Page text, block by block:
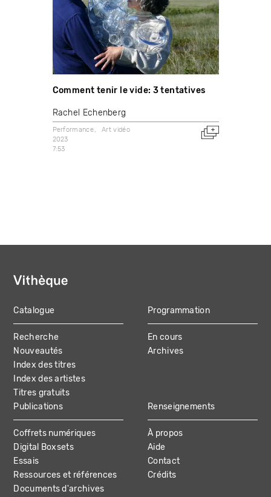
Comment tenir le vide: 3 tentatives
Rachel Echenberg
Performance
Art vidéo
2023
7:53
MAIN
NAVIGATION
Catalogue
Recherche
Nouveautés
Index des titres
Index des artistes
Titres gratuits
Programmation
En cours
Archives
Publications
Coffrets numériques
Digital Boxsets
Essais
Ressources et références
Documents d'archives
Renseignements
À propos
Aide
Contact
Crédits